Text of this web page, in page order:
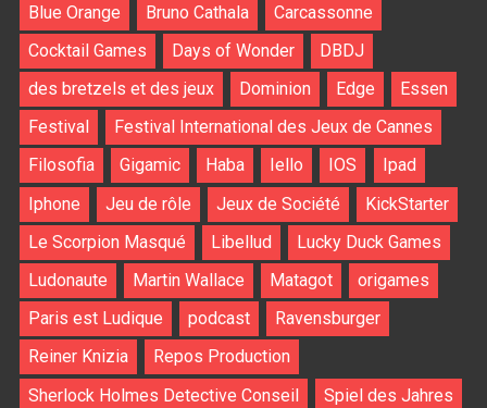
Blue Orange
Bruno Cathala
Carcassonne
Cocktail Games
Days of Wonder
DBDJ
des bretzels et des jeux
Dominion Edge
Essen
Festival
Festival International des Jeux de Cannes
Filosofia
Gigamic Haba Iello IOS
Ipad
Iphone
Jeu de rôle Jeux de Société
KickStarter
Le Scorpion Masqué
Libellud
Lucky Duck Games
Ludonaute
Martin Wallace Matagot
origames
Paris est Ludique
podcast
Ravensburger
Reiner Knizia
Repos Production
Sherlock Holmes Detective Conseil
Spiel des Jahres